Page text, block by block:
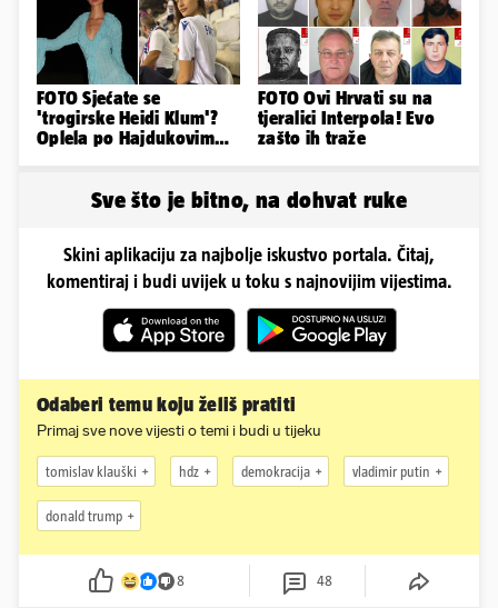
FOTO Sjećate se
'trogirske Heidi Klum'?
Oplela po Hajdukovim
FOTO Ovi Hrvati su na
tjeralici Interpola! Evo
zašto ih traže
Sve što je bitno, na dohvat ruke
Skini aplikaciju za najbolje iskustvo portala. Čitaj,
komentiraj i budi uvijek u toku s najnovijim vijestima.
Odaberi temu koju želiš pratiti
Primaj sve nove vijesti o temi i budi u tijeku
tomislav klauški hdz demokracija vladimir putin
donald trump
8 48